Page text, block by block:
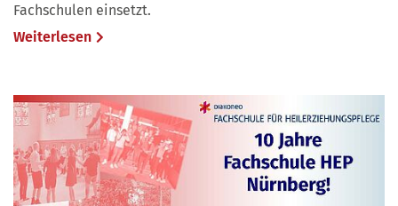
Fachschulen einsetzt.
Weiterlesen